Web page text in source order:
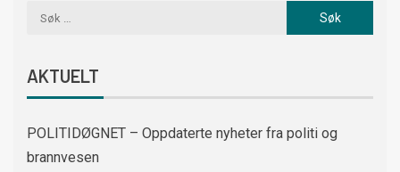
AKTUELT
POLITIDØGNET – Oppdaterte nyheter fra politi og
brannvesen